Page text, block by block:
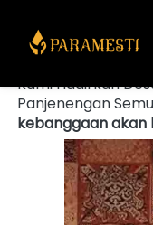
"Temukan Gaya
dengan Kaos
Kami Hadirkan
Panjenengan
kebanggaan akan